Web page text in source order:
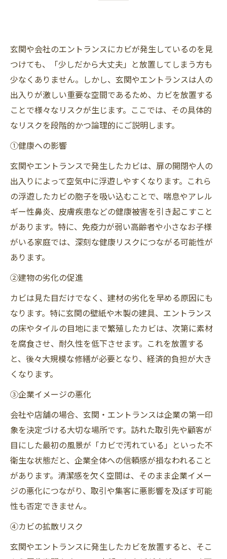
玄関や会社のエントランスにカビが発生しているのを見
つけても、「少しだから大丈夫」と放置してしまう方も
少なくありません。しかし、玄関やエントランスは人の
出入りが激しい重要な空間であるため、カビを放置する
ことで様々なリスクが生じます。ここでは、その具体的
なリスクを段階的かつ論理的にご説明します。
①健康への影響
玄関やエントランスで発生したカビは、扉の開閉や人の
出入りによって空気中に浮遊しやすくなります。これら
の浮遊したカビの胞子を吸い込むことで、喘息やアレル
ギー性鼻炎、皮膚疾患などの健康被害を引き起こすこと
があります。特に、免疫力が弱い高齢者や小さなお子様
がいる家庭では、深刻な健康リスクにつながる可能性が
あります。
②建物の劣化の促進
カビは見た目だけでなく、建材の劣化を早める原因にも
なります。特に玄関の壁紙や木製の建具、エントランス
の床やタイルの目地にまで繁殖したカビは、次第に素材
を腐食させ、耐久性を低下させます。これを放置する
と、後々大規模な修繕が必要となり、経済的負担が大き
くなります。
③企業イメージの悪化
会社や店舗の場合、玄関・エントランスは企業の第一印
象を決定づける大切な場所です。訪れた取引先や顧客が
目にした最初の風景が「カビで汚れている」といった不
衛生な状態だと、企業全体への信頼感が損なわれること
があります。清潔感を欠く空間は、そのまま企業イメー
ジの悪化につながり、取引や集客に悪影響を及ぼす可能
性も否定できません。
④カビの拡散リスク
玄関やエントランスに発生したカビを放置すると、そこ